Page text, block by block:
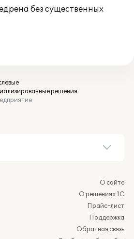
без существенных
решения
О сайте
О решениях 1С
Прайс-лист
Поддержка
Обратная связь